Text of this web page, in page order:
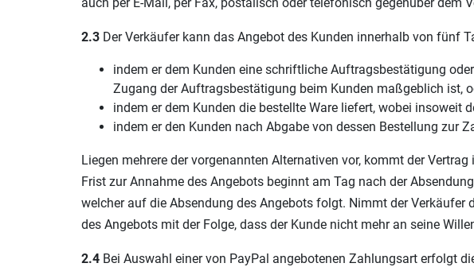
2.3 Der Verkäufer kann das Angebot des Kunden innerhalb von fünf
indem er dem Kunden eine schriftliche Auftragsbestätigung
Zugang der Auftragsbestätigung beim Kunden maßgeblich ist,
indem er dem Kunden die bestellte Ware liefert, wobei insoweit
indem er den Kunden nach Abgabe von dessen Bestellung zur
Liegen mehrere der vorgenannten Alternativen vor, kommt der
Frist zur Annahme des Angebots beginnt am Tag nach der
welcher auf die Absendung des Angebots folgt. Nimmt der
des Angebots mit der Folge, dass der Kunde nicht mehr an seine
2.4 Bei Auswahl einer von PayPal angebotenen Zahlungsart erfolgt